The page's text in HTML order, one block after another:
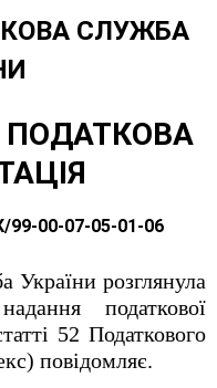
СЛУЖБА
ПОДАТКОВА
99-00-07-05-01-06
України розглянула
податкової
52 Податкового
повідомляє.